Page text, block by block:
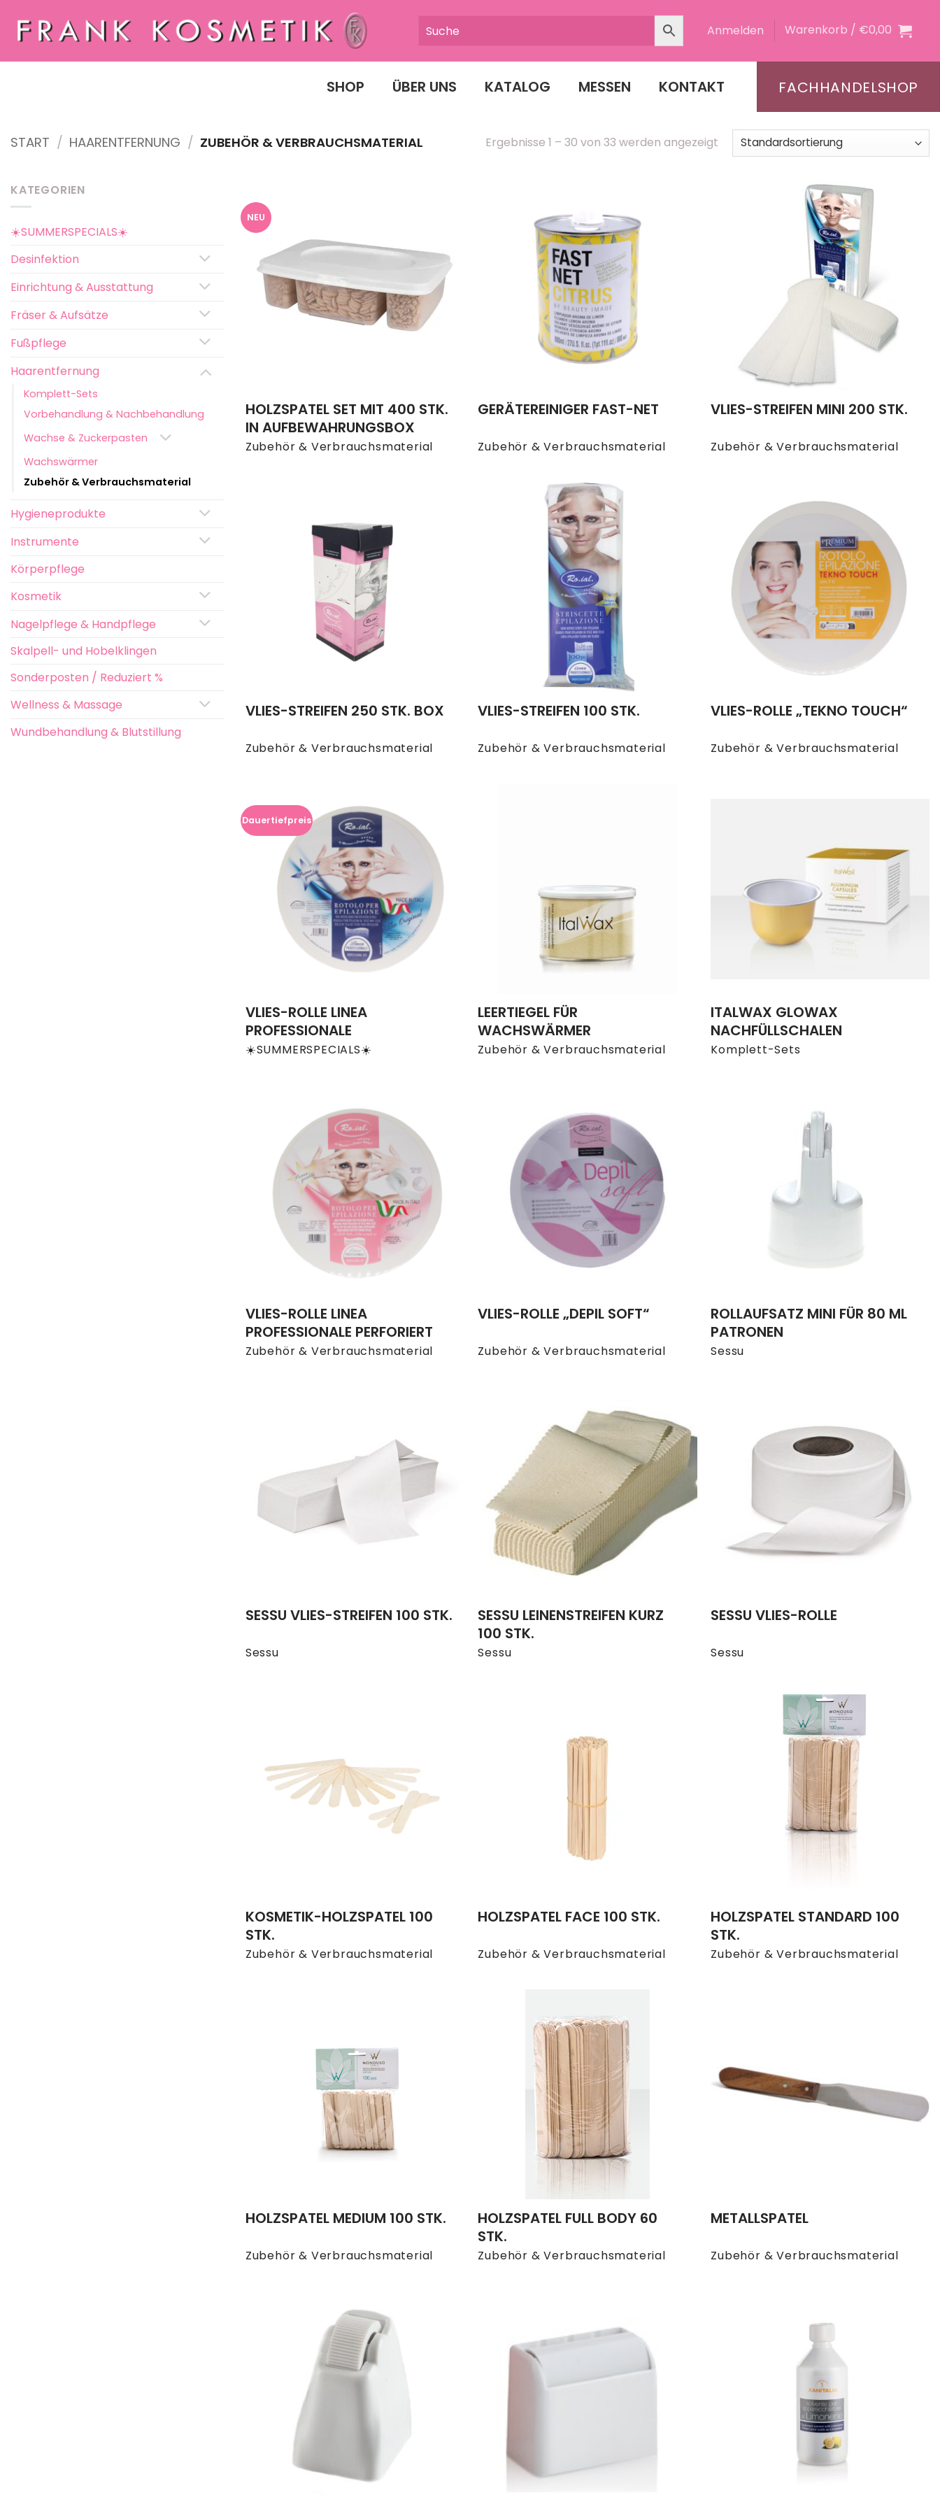
Inhalt
springen
Anmelden Warenkorb / €0,00
SHOP ÜBER UNS KATALOG MESSEN KONTAKT FACHHANDELSHOP
START / HAARENTFERNUNG / ZUBEHÖR & VERBRAUCHSMATERIAL Ergebnisse 1 – 30 von 33 werden angezeigt
KATEGORIEN
☀️SUMMERSPECIALS☀️
Desinfektion
Einrichtung & Ausstattung
Fräser & Aufsätze
Fußpflege
Haarentfernung
Komplett-Sets
Vorbehandlung & Nachbehandlung
Wachse & Zuckerpasten
Wachswärmer
Zubehör & Verbrauchsmaterial
Hygieneprodukte
Instrumente
Körperpflege
Kosmetik
Nagelpflege & Handpflege
Skalpell- und Hobelklingen
Sonderposten / Reduziert %
Wellness & Massage
Wundbehandlung & Blutstillung
NEU
Zubehör & Verbrauchsmaterial
HOLZSPATEL SET MIT 400 STK.
IN AUFBEWAHRUNGSBOX
Zubehör & Verbrauchsmaterial
GERÄTEREINIGER FAST-NET
Zubehör & Verbrauchsmaterial
VLIES-STREIFEN MINI 200 STK.
Zubehör & Verbrauchsmaterial
VLIES-STREIFEN 250 STK. BOX
Zubehör & Verbrauchsmaterial
VLIES-STREIFEN 100 STK.
Zubehör & Verbrauchsmaterial
VLIES-ROLLE „TEKNO TOUCH“
Dauertiefpreis
☀️SUMMERSPECIALS☀️
VLIES-ROLLE LINEA
PROFESSIONALE
Zubehör & Verbrauchsmaterial
LEERTIEGEL FÜR
WACHSWÄRMER
Komplett-Sets
ITALWAX GLOWAX
NACHFÜLLSCHALEN
Zubehör & Verbrauchsmaterial
VLIES-ROLLE LINEA
PROFESSIONALE PERFORIERT
Zubehör & Verbrauchsmaterial
VLIES-ROLLE „DEPIL SOFT“
Sessu
ROLLAUFSATZ MINI FÜR 80 ML
PATRONEN
Sessu
SESSU VLIES-STREIFEN 100 STK.
Sessu
SESSU LEINENSTREIFEN KURZ
100 STK.
Sessu
SESSU VLIES-ROLLE
Zubehör & Verbrauchsmaterial
KOSMETIK-HOLZSPATEL 100
STK.
Zubehör & Verbrauchsmaterial
HOLZSPATEL FACE 100 STK.
Zubehör & Verbrauchsmaterial
HOLZSPATEL STANDARD 100
STK.
Zubehör & Verbrauchsmaterial
HOLZSPATEL MEDIUM 100 STK.
Zubehör & Verbrauchsmaterial
HOLZSPATEL FULL BODY 60
STK.
Zubehör & Verbrauchsmaterial
METALLSPATEL